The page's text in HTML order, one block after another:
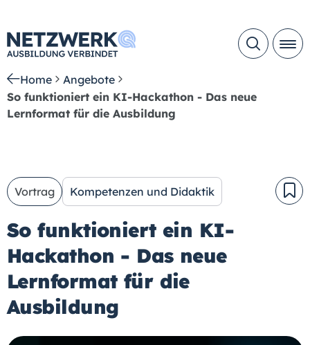
Home
Angebote
So funktioniert ein KI-Hackathon - Das neue
Lernformat für die Ausbildung
Vortrag Kompetenzen und Didaktik
So funktioniert ein KI-
Hackathon - Das neue
Lernformat für die
Ausbildung